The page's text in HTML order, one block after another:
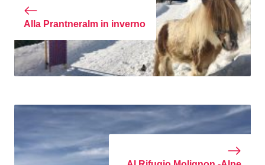
Alla Prantneralm in inverno